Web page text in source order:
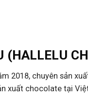
(HALLELU
2018, chuyên sản
xuất chocolate tại